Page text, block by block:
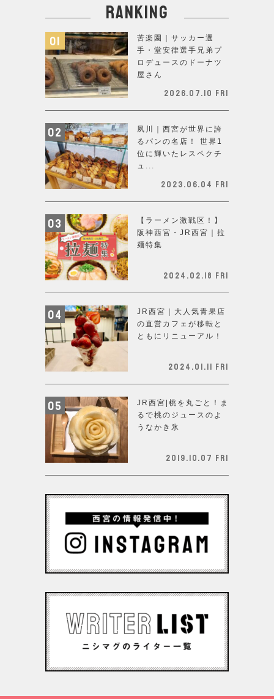
ranking
苦楽園｜サッカー選
手・堂安律選手兄弟プ
ロデュースのドーナツ
屋さん
2026.07.10 Fri
夙川｜西宮が世界に誇
るパンの名店！ 世界1
位に輝いたレスペクチ
ュ...
2023.06.04 Fri
【ラーメン激戦区！】
阪神西宮・JR西宮｜拉
麺特集
2024.02.18 Fri
JR西宮｜大人気青果店
の直営カフェが移転と
ともにリニューアル！
2024.01.11 Fri
JR西宮|桃を丸ごと！ま
るで桃のジュースのよ
うなかき氷
2019.10.07 Fri